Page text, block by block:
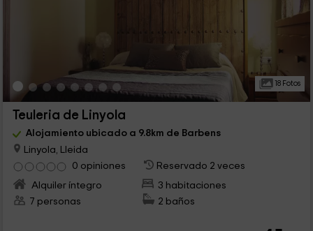
18 Fotos
Teuleria de Linyola
Alojamiento ubicado a 9.8km de Barbens
Linyola, Lleida
0 opiniones
Reservado 2 veces
Alquiler íntegro
3 habitaciones
7 personas
2 baños